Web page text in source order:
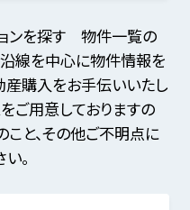
ョンを探す 物件一覧の
線を中心に物件情報を
産購入をお手伝いいたし
ご用意しておりますの
こと、その他ご不明点に
。